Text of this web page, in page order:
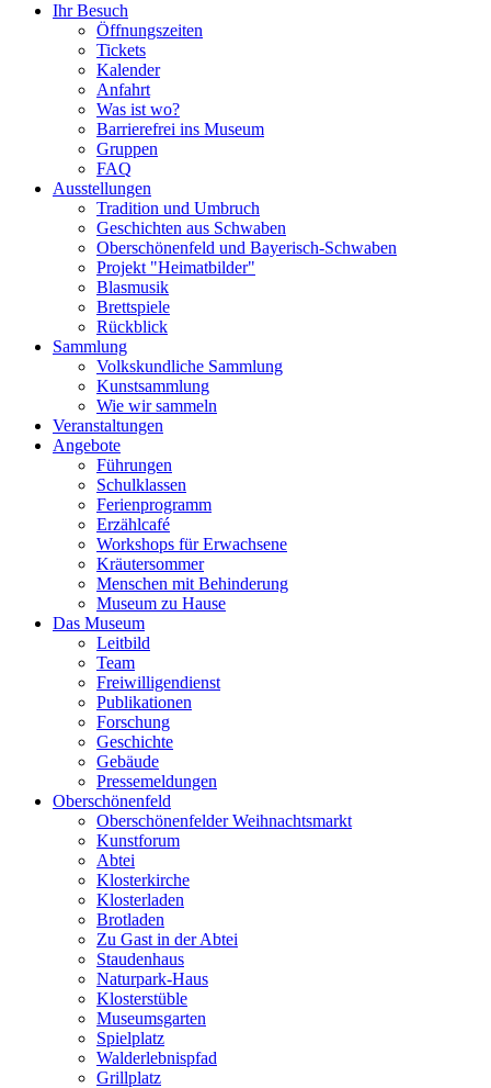
Ihr Besuch
Öffnungszeiten
Tickets
Kalender
Anfahrt
Was ist wo?
Barrierefrei ins Museum
Gruppen
FAQ
Ausstellungen
Tradition und Umbruch
Geschichten aus Schwaben
Oberschönenfeld und Bayerisch-Schwaben
Projekt "Heimatbilder"
Blasmusik
Brettspiele
Rückblick
Sammlung
Volkskundliche Sammlung
Kunstsammlung
Wie wir sammeln
Veranstaltungen
Angebote
Führungen
Schulklassen
Ferienprogramm
Erzählcafé
Workshops für Erwachsene
Kräutersommer
Menschen mit Behinderung
Museum zu Hause
Das Museum
Leitbild
Team
Freiwilligendienst
Publikationen
Forschung
Geschichte
Gebäude
Pressemeldungen
Oberschönenfeld
Oberschönenfelder Weihnachtsmarkt
Kunstforum
Abtei
Klosterkirche
Klosterladen
Brotladen
Zu Gast in der Abtei
Staudenhaus
Naturpark-Haus
Klosterstüble
Museumsgarten
Spielplatz
Walderlebnispfad
Grillplatz